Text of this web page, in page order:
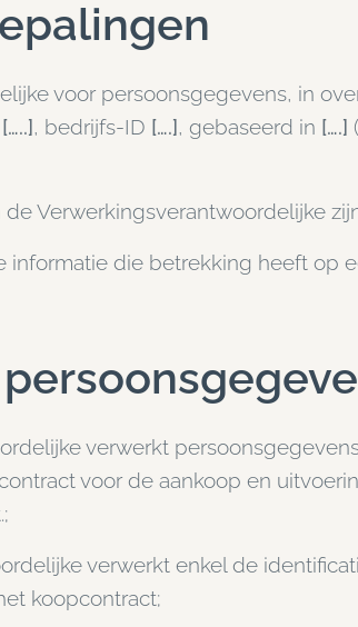
voor persoonsgegevens, in
[…..], bedrijfs-ID [….], gebaseerd in [….]
Verwerkingsverantwoordelijke
informatie die betrekking heeft op
verwerkt
voor de aankoop en
verwerkt enkel de
koopcontract;